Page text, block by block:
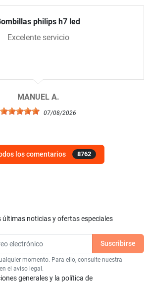
philips h7 led
Excelente servicio
MANUEL A.
07/08/2026
los comentarios 8762
últimas noticias y ofertas especiales
momento. Para ello, consulte nuestra
el aviso legal.
generales y la política de